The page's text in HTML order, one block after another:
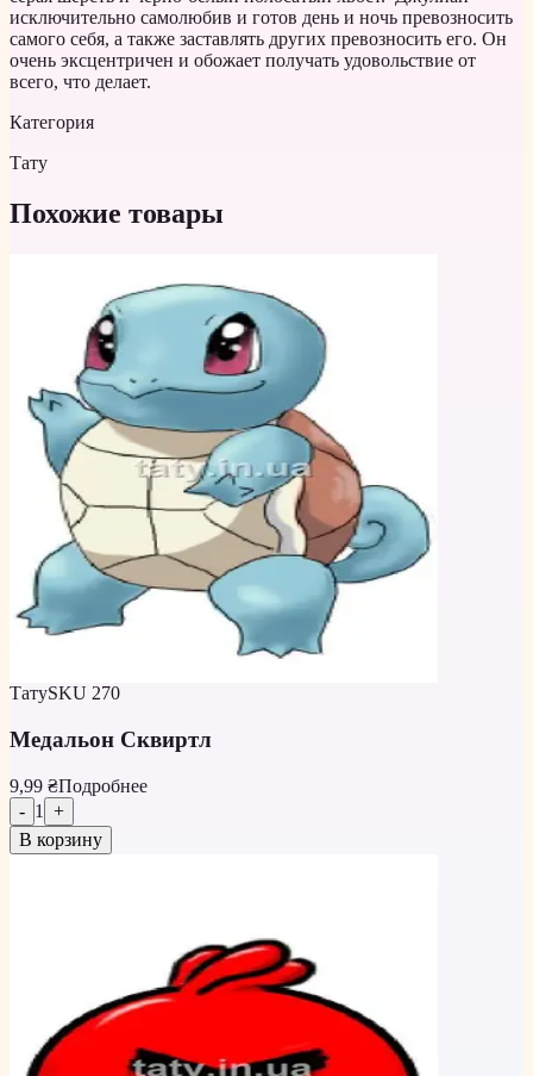
исключительно самолюбив и готов день и ночь превозносить
самого себя, а также заставлять других превозносить его. Он
очень эксцентричен и обожает получать удовольствие от
всего, что делает.
Категория
Тату
Похожие товары
ТатуSKU 270
Медальон Сквиртл
9,99 ₴Подробнее
- 1
+
В корзину